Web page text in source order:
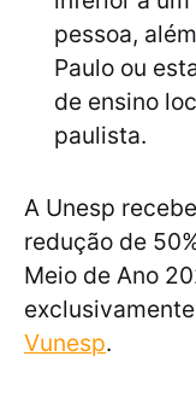
pessoa,
Paulo ou
de ensino
paulista.
A Unesp
redução de
Meio de Ano
Vunesp.